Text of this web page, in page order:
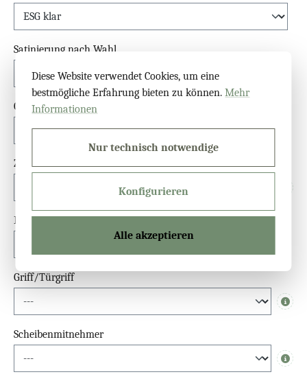
Satinierung nach Wahl
Glas-Sammler
Zugluftstreifen zwischen den Elementen
Fundamentbalken
Griff/Türgriff
Info
Scheibenmitnehmer
Info
Diese Website verwendet Cookies, um eine
bestmögliche Erfahrung bieten zu können.Mehr
Informationen
Nur technisch notwendige
Konfigurieren
Alle akzeptieren